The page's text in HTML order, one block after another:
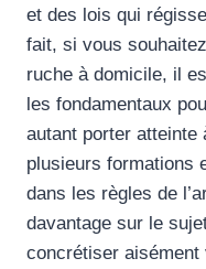
et des lois qui
fait, si vous
ruche à domicile, il
les fondamentaux
autant porter atteinte
plusieurs formations
dans les règles de
davantage sur le
concrétiser aisément